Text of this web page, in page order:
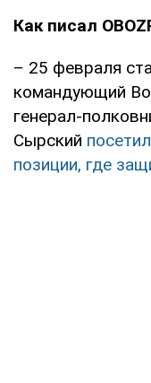
Как писал
– 25 февраля
командующий
генерал-
Сырский
позиции, где